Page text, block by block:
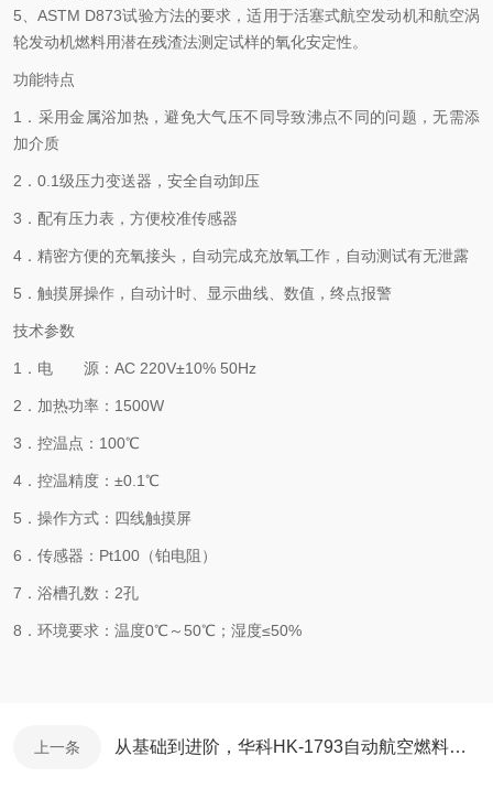
5、ASTM D873试验方法的要求，适用于活塞式航空发动机和航空涡
轮发动机燃料用潜在残渣法测定试样的氧化安定性。
功能特点
1．采用金属浴加热，避免大气压不同导致沸点不同的问题，无需添
加介质
2．0.1级压力变送器，安全自动卸压
3．配有压力表，方便校准传感器
4．精密方便的充氧接头，自动完成充放氧工作，自动测试有无泄露
5．触摸屏操作，自动计时、显示曲线、数值，终点报警
技术参数
1．电 源：AC 220V±10% 50Hz
2．加热功率：1500W
3．控温点：100℃
4．控温精度：±0.1℃
5．操作方式：四线触摸屏
6．传感器：Pt100（铂电阻）
7．浴槽孔数：2孔
8．环境要求：温度0℃～50℃；湿度≤50%
上一条 从基础到进阶，华科HK-1793自动航空燃料水反应测定器仪器检测技术全解析